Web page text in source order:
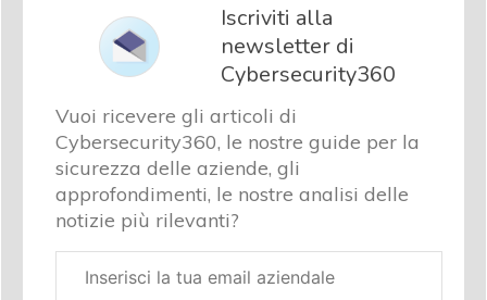
Iscriviti alla
newsletter di
Cybersecurity360
Vuoi ricevere gli articoli di
Cybersecurity360, le nostre guide per la
sicurezza delle aziende, gli
approfondimenti, le nostre analisi delle
notizie più rilevanti?
aziendale